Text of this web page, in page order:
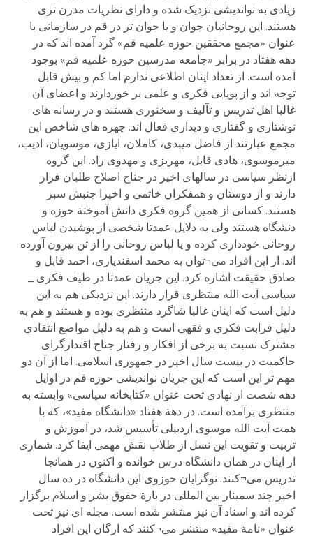
زیادی به نواندیشی نزدیک شده و دارای نظریات مدرن تری
هستند. این روحانیان جوان و یا جوان تر در قم در سازمانی با
عنوان «مجمع محققین حوزه علمیه قم» گرد آمده اند که در
دهه هفتاد در برابر «جامعه مدرسین حوزه علمیه قم» بوجود
آمده است. از تعداد اینان اطلاعی ندارم اما کم و بیش قابل
توجه اند و از پویایی فکری و علمی بر خوردارند و اعضای آن
غالبا اهل تدریس و تآلیف و سخنوری هستند و در رسانه های
نوشتاری و گفتاری و دیداری فعال اند. چهره های شاخص این
مجمع عبارتند از فاضل میبدی، کاملان، ایازی، موسویان، ادیب،
میرموسوی، هادی قابل، مهریزی و مهدوی راد. این گروه
ازنظر سیاسی در سالهای اخیر در جناح اصلاح طلبان قرار
دارند و از دوستان و همفکران خاتمی و اخیرا جنبش سبز
هستند. کسانی از همین گروه فکری دانش آموختة حوزه و
دنشگاه هستند ولی به دلایل عمدتا شخصی از پوشیدن لباس
روحانی خودداری کرده و یا لباس روحانی را از تن بیرون آورده
اند. از این افراد می¬توان به محمد اسفندیاری، احمد قابل و
صادق حقیقت اشاره کرد. این جریان عمدتا در طیف فکری _
سیاسی آیت الله منتظری قرار دارند. این نزدیکی هم به این
دلیل است که اینان غالبا شاگرد منتظری بوده و هستند و هم به
دلیل قرابت فکری و فقهی است و هم به دلیل مواضع انتقادی
مشترک نسبت به برخی از افکار و رفتار جناح اقتدارگرای
حاکمیت در بیست سال اخیر در جمهوری اسلامی. اما از آن دو
مهم تر این است که این جریان نواندیشی حوزه قم در اوایل
دهه شصت از نهادی تحت عنوان «کتابخانه سیاسی» وابسته به
منتظری برآمده است. در دهة هفتاد «دانشگاه مفید»، که با
همت آیت الله موسوی اردبیلی تأسیس شد، در آموزش و
تربیت و تقویت این نسل از طلاب نقش مهمی ایفا کرد. شماری
از اینان در همان دانشگاه درس خوانده و اکنون در همانجا
تدریس می¬کنند. نوگرایان حوزوی این دانشگاه در ده سال
اخیر چند سمینار بین المللی در بارة حقوق بشر و اسلام برگزار
کرده اند و اسناد آن نیز منتشر شده است. مجله ای نیز تحت
عنوان «نامة مفید» منتشر می¬کنند که ارگان این افراد